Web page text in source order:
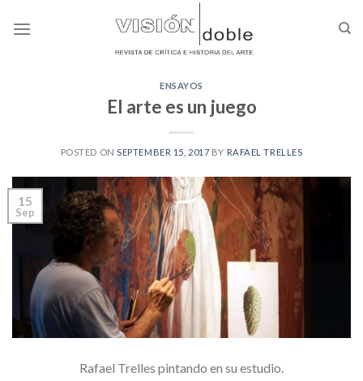
ENSAYOS
El arte es un juego
POSTED ON SEPTEMBER 15, 2017 BY RAFAEL TRELLES
15
Sep
Rafael Trelles pintando en su estudio.